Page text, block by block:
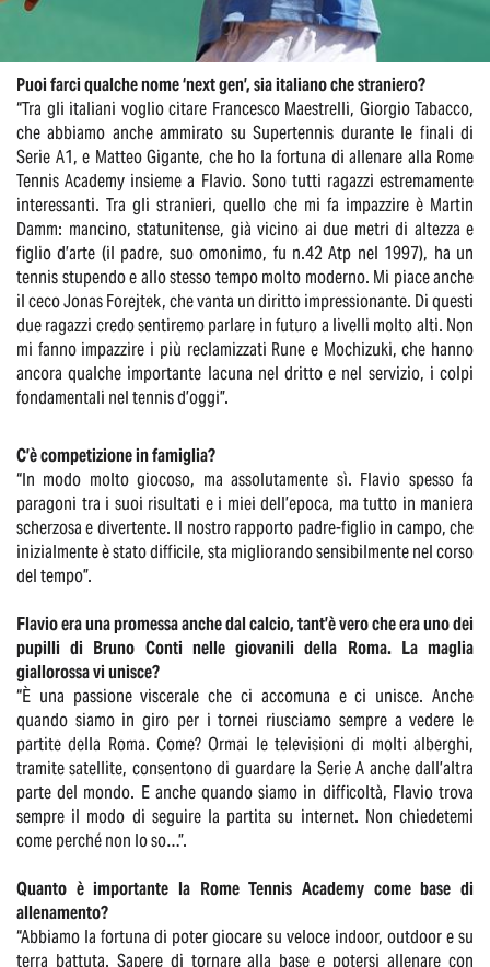
Puoi farci qualche nome ‘next gen’, sia italiano che straniero?
“Tra gli italiani voglio citare Francesco Maestrelli, Giorgio Tabacco,
che abbiamo anche ammirato su Supertennis durante le finali di
Serie A1, e Matteo Gigante, che ho la fortuna di allenare alla Rome
Tennis Academy insieme a Flavio. Sono tutti ragazzi estremamente
interessanti. Tra gli stranieri, quello che mi fa impazzire è Martin
Damm: mancino, statunitense, già vicino ai due metri di altezza e
figlio d’arte (il padre, suo omonimo, fu n.42 Atp nel 1997), ha un
tennis stupendo e allo stesso tempo molto moderno. Mi piace anche
il ceco Jonas Forejtek, che vanta un diritto impressionante. Di questi
due ragazzi credo sentiremo parlare in futuro a livelli molto alti. Non
mi fanno impazzire i più reclamizzati Rune e Mochizuki, che hanno
ancora qualche importante lacuna nel dritto e nel servizio, i colpi
fondamentali nel tennis d’oggi”.
C’è competizione in famiglia?
“In modo molto giocoso, ma assolutamente sì. Flavio spesso fa
paragoni tra i suoi risultati e i miei dell’epoca, ma tutto in maniera
scherzosa e divertente. Il nostro rapporto padre-figlio in campo, che
inizialmente è stato difficile, sta migliorando sensibilmente nel corso
del tempo”.
Flavio era una promessa anche dal calcio, tant’è vero che era uno dei
pupilli di Bruno Conti nelle giovanili della Roma. La maglia
giallorossa vi unisce?
“È una passione viscerale che ci accomuna e ci unisce. Anche
quando siamo in giro per i tornei riusciamo sempre a vedere le
partite della Roma. Come? Ormai le televisioni di molti alberghi,
tramite satellite, consentono di guardare la Serie A anche dall’altra
parte del mondo. E anche quando siamo in difficoltà, Flavio trova
sempre il modo di seguire la partita su internet. Non chiedetemi
come perché non lo so…”.
Quanto è importante la Rome Tennis Academy come base di
allenamento?
“Abbiamo la fortuna di poter giocare su veloce indoor, outdoor e su
terra battuta. Sapere di tornare alla base e potersi allenare con